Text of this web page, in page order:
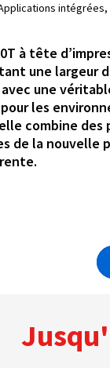
intégrées,
à tête
une largeur
une
pour les
combine des
de la nouvelle